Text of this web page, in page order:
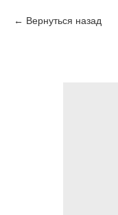
Вернуться назад